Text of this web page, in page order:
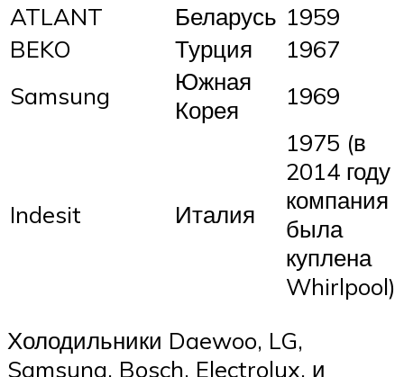
ATLANT
Беларусь 1959
BEKO
Турция
1967
Samsung
Южная
Корея
1969
Indesit Италия
1975 (в
2014 году
компания
была
куплена
Whirlpool)
Холодильники Daewoo, LG,
Samsung, Bosch, Electrolux, и